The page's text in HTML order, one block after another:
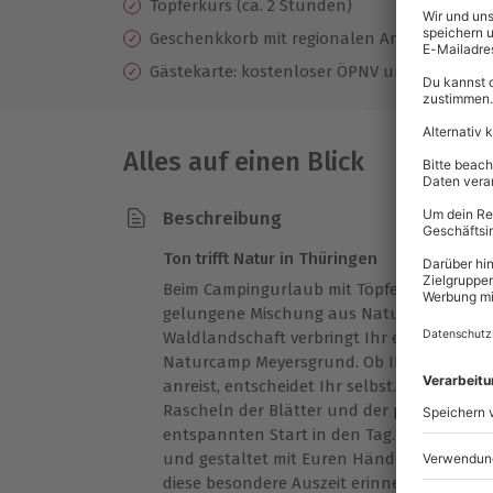
Töpferkurs (ca. 2 Stunden)
Geschenkkorb mit regionalen
Gästekarte: kostenloser ÖPNV und
Alles auf einen Blick
Beschreibung
Ton trifft Natur in Thüringen
Beim Campingurlaub mit Töpferkurs für 2
gelungene Mischung aus Natur und
Waldlandschaft verbringt Ihr eine
Naturcamp Meyersgrund. Ob Ihr mit dem
anreist, entscheidet Ihr selbst. Am Morgen
Rascheln der Blätter und der praktische
entspannten Start in den Tag. Im
und gestaltet mit Euren Händen
diese besondere Auszeit erinnern. Die